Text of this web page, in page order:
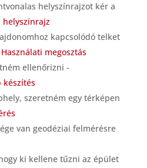
helyszínrajzot kér a
helyszínrajz
kapcsolódó telket
Használati megosztás
ellenőrizni -
készítés
szeretném egy térképen
van geodéziai felmérésre
ki kellene tűzni az épület